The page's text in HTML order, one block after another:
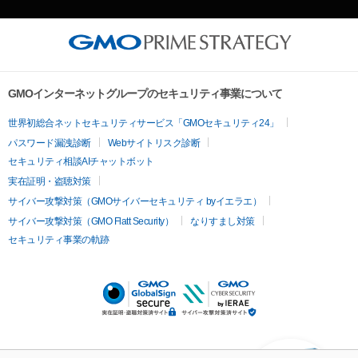
GMOインターネットグループのセキュリティ事業について
世界初総合ネットセキュリティサービス「GMOセキュリティ24」
パスワード漏洩診断
Webサイトリスク診断
セキュリティ相談AIチャットボット
実在証明・盗聴対策
サイバー攻撃対策（GMOサイバーセキュリティ byイエラエ）
サイバー攻撃対策（GMO Flatt Security）
なりすまし対策
セキュリティ事業の軌跡